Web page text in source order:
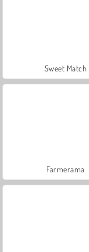
Sweet Match
Farmerama